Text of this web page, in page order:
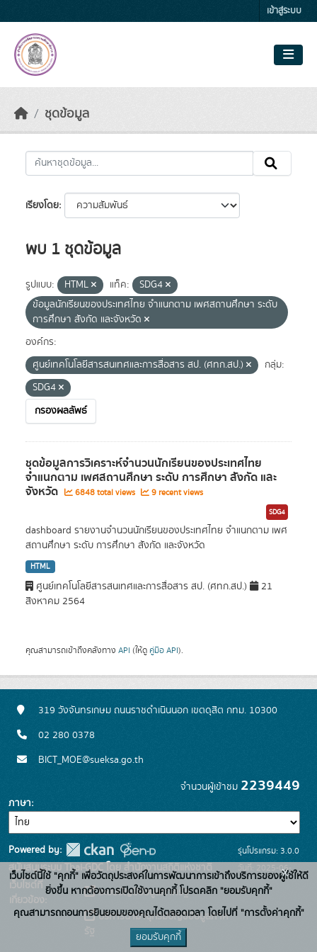
เข้าสู่ระบบ
ชุดข้อมูล
เรียงโดย
พบ 1 ชุดข้อมูล
รูปแบบ: HTML แท็ค:
SDG4
ข้อมูลนักเรียนของประเทศไทย จำแนกตาม เพศสถานศึกษา ระดับ
การศึกษา สังกัด และจังหวัด
องค์กร:
ศูนย์เทคโนโลยีสารสนเทศและการสื่อสาร สป. (ศทก.สป.)
กลุ่ม:
SDG4
กรองผลลัพธ์
ชุดข้อมูลการวิเคราะห์จำนวนนักเรียนของประเทศไทย
จำแนกตาม เพศสถานศึกษา ระดับ การศึกษา สังกัด และ
จังหวัด 6848 total views 9 recent views
SDG4
dashboard รายงานจำนวนนักเรียนของประเทศไทย จำแนกตาม เพศ
สถานศึกษา ระดับ การศึกษา สังกัด และจังหวัด
HTML
ศูนย์เทคโนโลยีสารสนเทศและการสื่อสาร สป. (ศทก.สป.)
21
สิงหาคม 2564
คุณสามารถเข้าถึงคลังทาง API (ให้ดู คู่มือ API).
319 วังจันทรเกษม ถนนราชดำเนินนอก เขตดุสิต กทม. 10300
02 280 0378
BICT_MOE@sueksa.go.th
จำนวนผู้เข้าชม 2239449
ภาษา
Powered by:
สนับสนุนระบบ Thai-GDC โดย สำนักงานสถิติแห่งชาติ
เว็บไซต์ที่
เกี่ยวข้อง:
ระบบบัญชีข้อมูลภาครัฐ
บริการนามานุกรมบัญชีข้อมูลภาค
รุ่นโปรแกรม: 3.0.0
วันที่: 2025-06-
26
เว็บไซต์นี้ใช้ "คุกกี้" เพื่อวัตถุประสงค์ในการพัฒนาการเข้าถึงบริการของผู้ใช้ให้ดี
ยิ่งขึ้น หากต้องการเปิดใช้งานคุกกี้ โปรดคลิก "ยอมรับคุกกี้"
คุณสามารถถอนการยินยอมของคุณได้ตลอดเวลา โดยไปที่ "การตั้งค่าคุกกี้"
ยอมรับคุกกี้
x